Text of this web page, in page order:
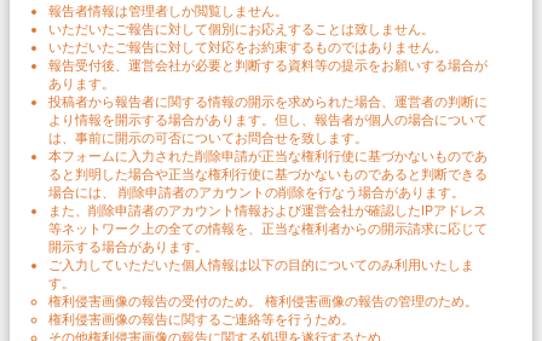
報告者情報は管理者しか閲覧しません。
いただいたご報告に対して個別にお応えすることは致しません。
いただいたご報告に対して対応をお約束するものではありません。
報告受付後、運営会社が必要と判断する資料等の提示をお願いする場合が
あります。
投稿者から報告者に関する情報の開示を求められた場合、運営者の判断に
より情報を開示する場合があります。但し、報告者が個人の場合について
は、事前に開示の可否についてお問合せを致します。
本フォームに入力された削除申請が正当な権利行使に基づかないものであ
ると判明した場合や正当な権利行使に基づかないものであると判断できる
場合には、 削除申請者のアカウントの削除を行なう場合があります。
また、削除申請者のアカウント情報および運営会社が確認したIPアドレス
等ネットワーク上の全ての情報を、正当な権利者からの開示請求に応じて
開示する場合があります。
ご入力していただいた個人情報は以下の目的についてのみ利用いたしま
す。
権利侵害画像の報告の受付のため。 権利侵害画像の報告の管理のため。
権利侵害画像の報告に関するご連絡等を行うため。
その他権利侵害画像の報告に関する処理を遂行するため。